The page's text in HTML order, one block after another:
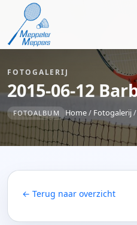
FOTOGALERIJ
2015-06-12
FOTOALBUM Home/ Fotogalerij
← Terug naar overzicht